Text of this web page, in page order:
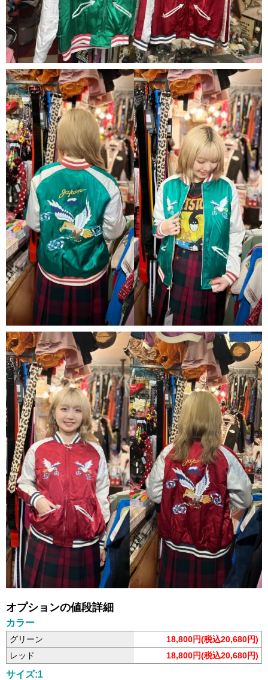
オプションの値段詳細
カラー
グリーン
18,800円(税込20,680円)
レッド
18,800円(税込20,680円)
サイズ:1